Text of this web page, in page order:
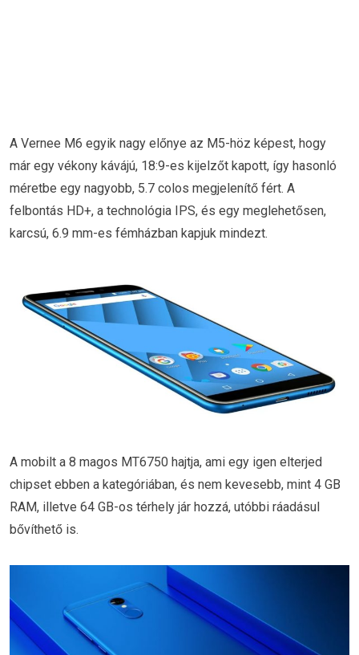
A Vernee M6 egyik nagy előnye az M5-höz képest, hogy
már egy vékony kávájú, 18:9-es kijelzőt kapott, így hasonló
méretbe egy nagyobb, 5.7 colos megjelenítő fért. A
felbontás HD+, a technológia IPS, és egy meglehetősen,
karcsú, 6.9 mm-es fémházban kapjuk mindezt.
A mobilt a 8 magos MT6750 hajtja, ami egy igen elterjed
chipset ebben a kategóriában, és nem kevesebb, mint 4 GB
RAM, illetve 64 GB-os térhely jár hozzá, utóbbi ráadásul
bővíthető is.